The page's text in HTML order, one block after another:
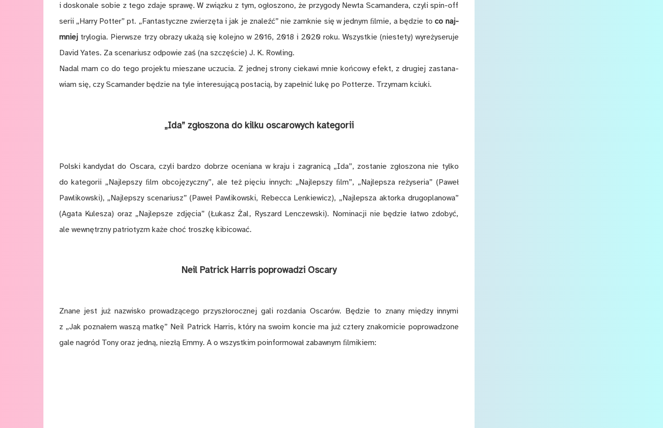
i do­sko­na­le so­bie z tego zda­je spra­wę. W związ­ku z tym, ogło­szo­no, że przy­go­dy New­ta Sca­man­de­ra, czy­li spin-off
se­rii „Ha­rry Pot­ter” pt. „Fan­ta­stycz­ne zwie­rzę­ta i jak je zna­leźć” nie za­mknie się w jed­nym ﬁl­mie, a bę­dzie toco naj­
mniejtry­lo­gia. Pierw­sze trzy ob­ra­zy uka­żą się ko­lej­no w 2016, 2018 i 2020 roku. Wszyst­kie (nie­ste­ty) wy­re­ży­se­ru­je
Da­vid Yates. Za sce­na­riusz od­po­wie zaś (na szczę­ście) J. K. Row­ling.
Na­dal mam co do tego pro­jek­tu mie­sza­ne uczu­cia. Z jed­nej stro­ny cie­ka­wi mnie koń­co­wy efekt, z dru­giej za­sta­na­
wiam się, czy Sca­man­der bę­dzie na tyle in­te­re­su­ją­cą po­sta­cią, by za­peł­nić lu­kę po Po­tte­rze. Trzy­mam kciu­ki.
„I­da” zgło­szo­na do kil­ku osca­ro­wych ka­te­go­rii
Pol­ski kan­dy­dat do Osca­ra, czy­li bar­dzo do­brze oce­nia­na w kra­ju i za­gra­ni­cą „I­da”, zo­sta­nie zgło­szo­na nie tyl­ko
do ka­te­go­rii „Naj­lep­szy ﬁlm ob­co­ję­zycz­ny”, ale też pię­ciu in­nych: „Naj­lep­szy ﬁlm”, „Naj­lep­sza re­ży­se­ria” (Pa­weł
Paw­li­kow­ski), „Naj­lep­szy sce­na­riusz” (Pa­weł Paw­li­kow­ski, Re­be­cca Len­kie­wicz), „Naj­lep­sza ak­tor­ka dru­go­pla­no­wa”
(Aga­ta Ku­le­sza) oraz „Naj­lep­sze zdję­cia” (Łu­kasz Żal, Ry­szard Len­czew­ski). No­mi­na­cji nie bę­dzie ła­two zdo­być,
ale we­wnętrz­ny pa­trio­tyzm ka­że choć trosz­kę ki­bi­co­wać.
Neil Pat­rick Ha­rris po­pro­wa­dzi Osca­ry
Zna­ne jest już na­zwi­sko pro­wa­dzą­ce­go przy­szło­rocz­nej gali roz­da­nia Osca­rów. Bę­dzie to zna­ny mię­dzy in­ny­mi
z „Jak po­zna­łem wa­szą mat­kę” Neil Pat­rick Ha­rris, któ­ry na swo­im kon­cie ma już czte­ry zna­ko­mi­cie po­pro­wa­dzo­ne
gale na­gród Tony oraz jed­ną, nie­złą Emmy. A o wszyst­kim po­in­for­mo­wał za­baw­nym ﬁl­mi­kiem: